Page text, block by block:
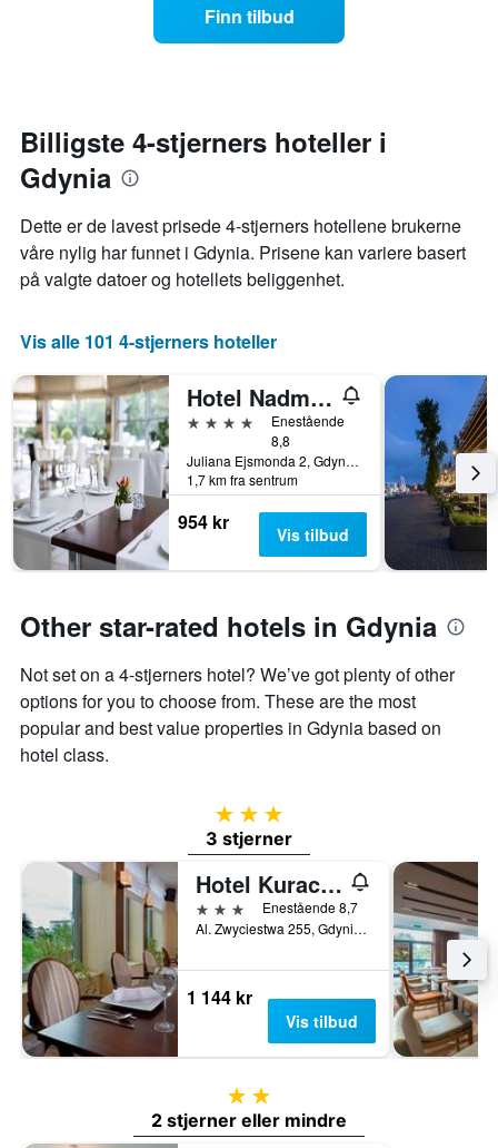
gjennomsnittsprisen
på
et
denne
helgen
funnet
de
3
oppholdet
Diagrammets
1
X-
viser
antall
dager
Diagrammets
Y-
akse
viser
gjennomsnittsprisen
på
et
rom
Finn tilbud
Billigste 4-stjerners hoteller i
Gdynia
Dette er de lavest prisede 4-stjerners hotellene brukerne
våre nylig har funnet i Gdynia. Prisene kan variere basert
på valgte datoer og hotellets beliggenhet.
Vis alle 101 4-stjerners hoteller
Hotel Nadmorski
4 stjerner
Enestående
8,8
Juliana Ejsmonda 2, Gdynia, Pommerske voivodskap, Polen
1,7 km fra sentrum
954 kr Vis tilbud
Other star-rated hotels in Gdynia
Not set on a 4-stjerners hotel? We’ve got plenty of other
options for you to choose from. These are the most
popular and best value properties in Gdynia based on
hotel class.
3 stjerner
3 stjerner
Hotel Kuracyjny
3 stjernerEnestående 8,7
Al. Zwyciestwa 255, Gdynia, Pommerske voivodskap, Polen
1 144 kr
Vis tilbud
2 stjerner
2 stjerner eller mindre